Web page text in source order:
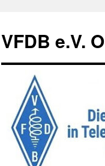
springen
VFDB e.V.